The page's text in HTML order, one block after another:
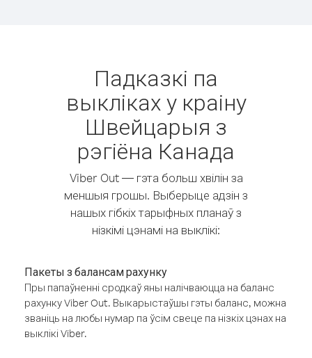
Падказкі па
выкліках у краіну
Швейцарыя з
рэгіёна Канада
Viber Out — гэта больш хвілін за
меншыя грошы. Выберыце адзін з
нашых гібкіх тарыфных планаў з
нізкімі цэнамі на выклікі:
Пакеты з балансам рахунку
Пры папаўненні сродкаў яны налічваюцца на баланс
рахунку Viber Out. Выкарыстаўшы гэты баланс, можна
званіць на любы нумар па ўсім свеце па нізкіх цэнах на
выклікі Viber.